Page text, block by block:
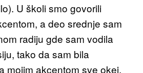
U školi smo govorili
a deo srednje sam
radiju gde sam vodila
tako da sam bila
mojim akcentom sve okej.